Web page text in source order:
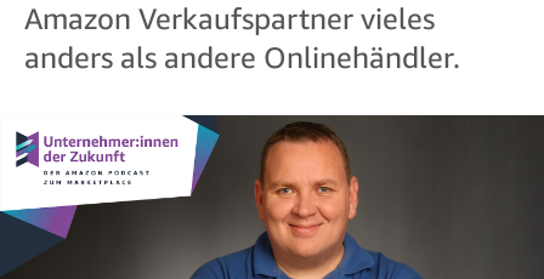
Amazon Verkaufspartner vieles
anders als andere Onlinehändler.